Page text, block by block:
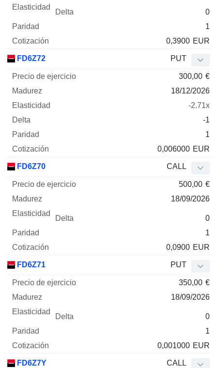
0
1
0,3900 EUR
FD6Z72 PUT
300,00 €
18/12/2026
-2.71x
-1
1
0,006000 EUR
FD6Z70 CALL
500,00 €
18/09/2026
0
1
0,0900 EUR
FD6Z71 PUT
350,00 €
18/09/2026
0
1
0,001000 EUR
FD6Z7Y CALL